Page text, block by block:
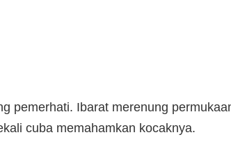
pemerhati. Ibarat merenung
cuba memahamkan kocaknya.